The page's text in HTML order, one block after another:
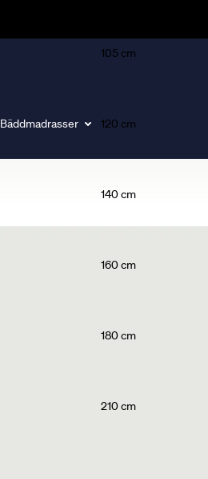
Bäddmadrasser
105 cm
120 cm
140 cm
160 cm
180 cm
210 cm